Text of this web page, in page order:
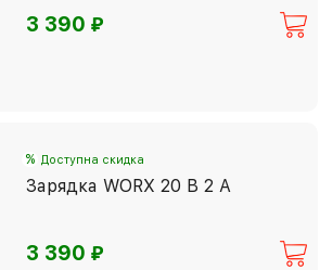
3 390⃏
% Доступна скидка
Зарядка WORX 20 В 2 А
3 390⃏